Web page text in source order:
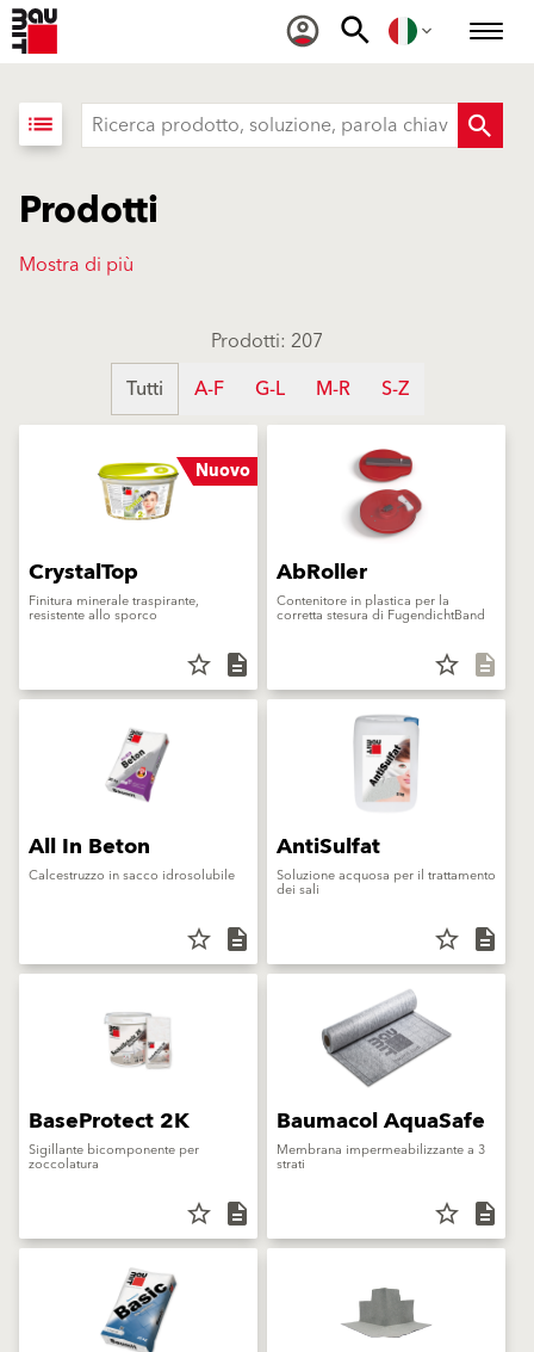
list
Prodotti
Mostra di più
Prodotti: 207
Tutti
A-F G-L M-R S-Z
Nuovo
CrystalTop
Finitura minerale traspirante,
resistente allo sporco
star_border description
AbRoller
Contenitore in plastica per la
corretta stesura di FugendichtBand
star_border description
All In Beton
Calcestruzzo in sacco idrosolubile
star_border description
AntiSulfat
Soluzione acquosa per il trattamento
dei sali
star_border description
BaseProtect 2K
Sigillante bicomponente per
zoccolatura
star_border description
Baumacol AquaSafe
Membrana impermeabilizzante a 3
strati
star_border description